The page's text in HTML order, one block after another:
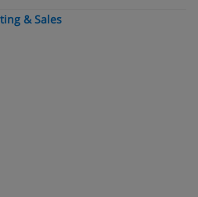
& Sales